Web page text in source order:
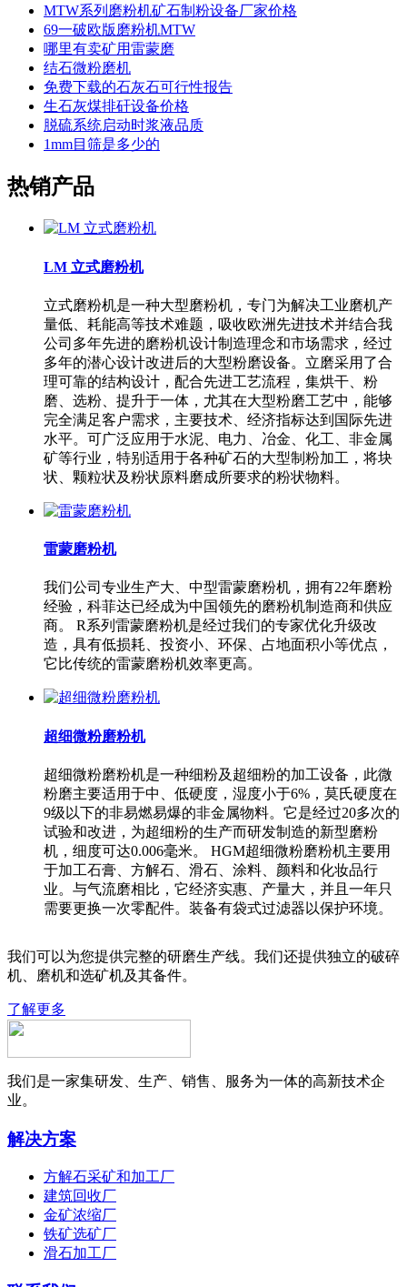
MTW系列磨粉机矿石制粉设备厂家价格
69一破欧版磨粉机MTW
哪里有卖矿用雷蒙磨
结石微粉磨机
免费下载的石灰石可行性报告
生石灰煤排矸设备价格
脱硫系统启动时浆液品质
1mm目筛是多少的
热销产品
LM 立式磨粉机
立式磨粉机是一种大型磨粉机，专门为解决工业磨机产
量低、耗能高等技术难题，吸收欧洲先进技术并结合我
公司多年先进的磨粉机设计制造理念和市场需求，经过
多年的潜心设计改进后的大型粉磨设备。立磨采用了合
理可靠的结构设计，配合先进工艺流程，集烘干、粉
磨、选粉、提升于一体，尤其在大型粉磨工艺中，能够
完全满足客户需求，主要技术、经济指标达到国际先进
水平。可广泛应用于水泥、电力、冶金、化工、非金属
矿等行业，特别适用于各种矿石的大型制粉加工，将块
状、颗粒状及粉状原料磨成所要求的粉状物料。
雷蒙磨粉机
我们公司专业生产大、中型雷蒙磨粉机，拥有22年磨粉
经验，科菲达已经成为中国领先的磨粉机制造商和供应
商。 R系列雷蒙磨粉机是经过我们的专家优化升级改
造，具有低损耗、投资小、环保、占地面积小等优点，
它比传统的雷蒙磨粉机效率更高。
超细微粉磨粉机
超细微粉磨粉机是一种细粉及超细粉的加工设备，此微
粉磨主要适用于中、低硬度，湿度小于6%，莫氏硬度在
9级以下的非易燃易爆的非金属物料。它是经过20多次的
试验和改进，为超细粉的生产而研发制造的新型磨粉
机，细度可达0.006毫米。 HGM超细微粉磨粉机主要用
于加工石膏、方解石、滑石、涂料、颜料和化妆品行
业。与气流磨相比，它经济实惠、产量大，并且一年只
需要更换一次零配件。装备有袋式过滤器以保护环境。
我们可以为您提供完整的研磨生产线。我们还提供独立的破碎
机、磨机和选矿机及其备件。
了解更多
我们是一家集研发、生产、销售、服务为一体的高新技术企
业。
解决方案
方解石采矿和加工厂
建筑回收厂
金矿浓缩厂
铁矿选矿厂
滑石加工厂